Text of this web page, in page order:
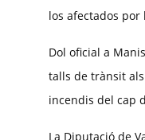
los afectados por
Dol oficial a
talls de trànsit als
incendis del cap
La Diputació de